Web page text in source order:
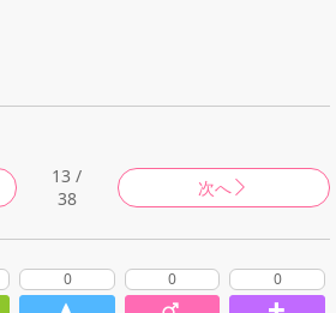
13 /
38
次へ
0 0 0